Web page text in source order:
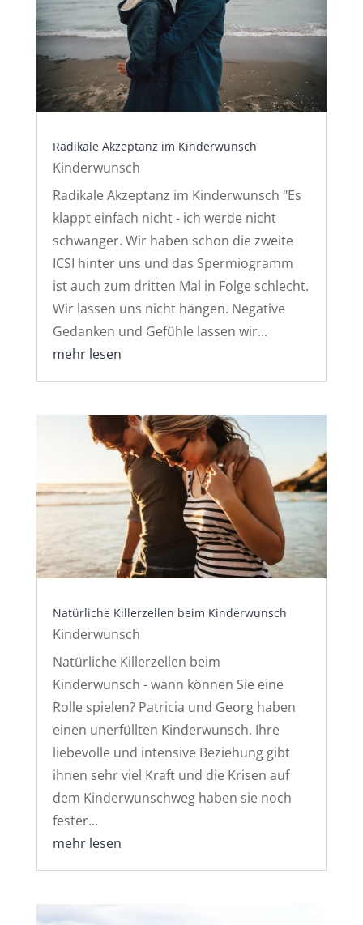
Radikale Akzeptanz im Kinderwunsch
Kinderwunsch
Radikale Akzeptanz im Kinderwunsch "Es
klappt einfach nicht - ich werde nicht
schwanger. Wir haben schon die zweite
ICSI hinter uns und das Spermiogramm
ist auch zum dritten Mal in Folge schlecht.
Wir lassen uns nicht hängen. Negative
Gedanken und Gefühle lassen wir...
mehr lesen
Natürliche Killerzellen beim Kinderwunsch
Kinderwunsch
Natürliche Killerzellen beim
Kinderwunsch - wann können Sie eine
Rolle spielen? Patricia und Georg haben
einen unerfüllten Kinderwunsch. Ihre
liebevolle und intensive Beziehung gibt
ihnen sehr viel Kraft und die Krisen auf
dem Kinderwunschweg haben sie noch
fester...
mehr lesen